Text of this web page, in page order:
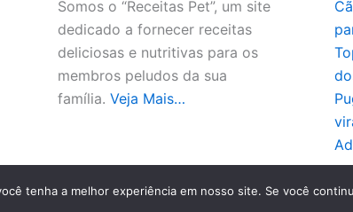
Somos o “Receitas Pet”, um site
dedicado a fornecer receitas
deliciosas e nutritivas para os
membros peludos da sua
família. Veja Mais…
tenha a melhor experiência em nosso site. Se você